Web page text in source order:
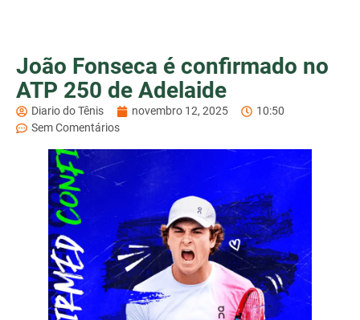
João Fonseca é confirmado no
ATP 250 de Adelaide
Diario do Tênis novembro 12, 2025
10:50
Sem Comentários